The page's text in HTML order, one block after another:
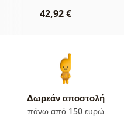
εκδοχή
42,92 €
Δωρεάν αποστολή
πάνω από 150 ευρώ